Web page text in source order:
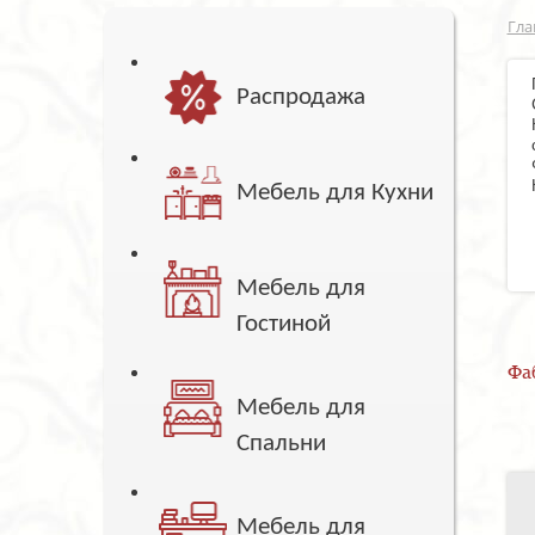
Распродажа
Мебель для Кухни
Мебель для
Гостиной
Мебель для
Спальни
Мебель для